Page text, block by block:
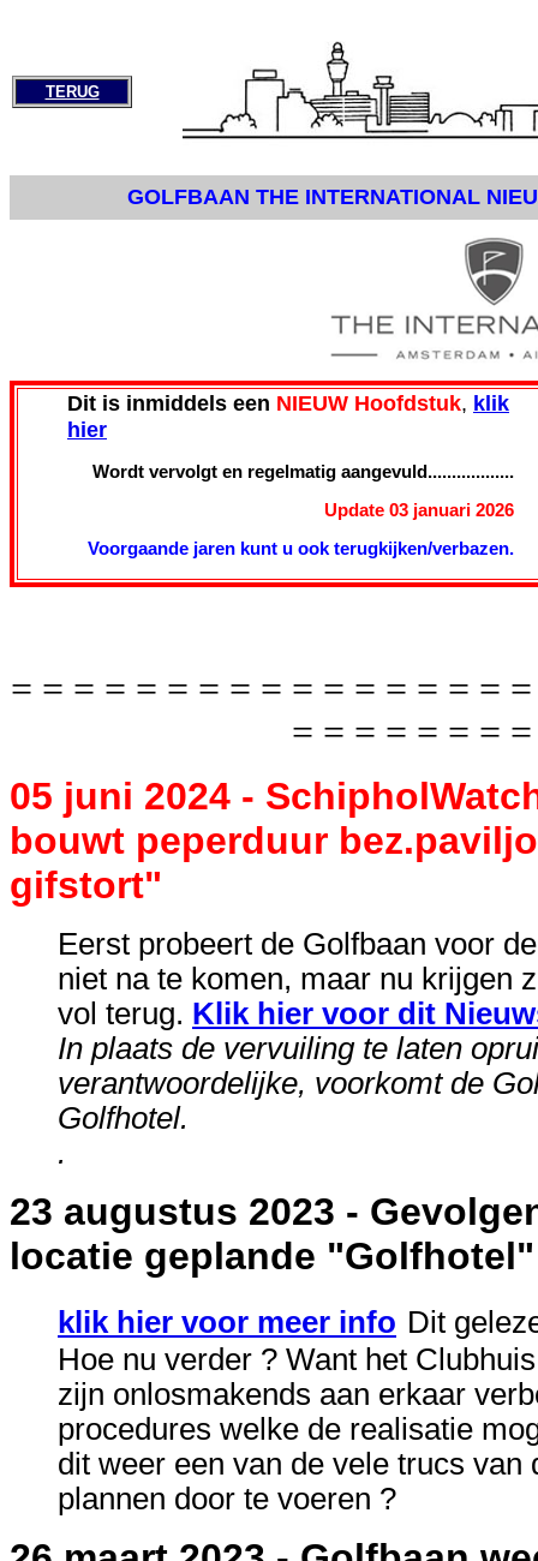
TERUG
GOLFBAAN THE INTERNATIONAL
Dit is inmiddels een NIEUW Hoofdstuk, klik
hier
Wordt vervolgt en regelmatig aangevuld..................
Update 03 januari 2026
Voorgaande jaren kunt u ook terugkijken/verbazen.
= = = = = = = = = = = = = = = =
= = = = = = =
05 juni 2024 -
bouwt peperduur
gifstort"
Eerst probeert de Golfbaan voor
niet na te komen, maar nu krijgen
vol terug. Klik hier voor dit
In plaats de vervuiling te laten
verantwoordelijke, voorkomt de
Golfhotel.
.
23 augustus 2023 -
locatie geplande "Golfhotel"
klik hier voor meer info Dit
Hoe nu verder ? Want het
zijn onlosmakends aan erkaar
procedures welke de realisatie
dit weer een van de vele trucs van
plannen door te voeren ?